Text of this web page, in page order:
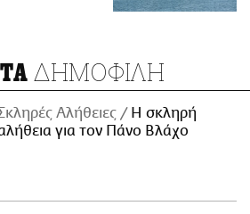
ΔΗΜΟΦΙΛΗ
Αλήθειες
H σκληρή
για τον Πάνο Βλάχο